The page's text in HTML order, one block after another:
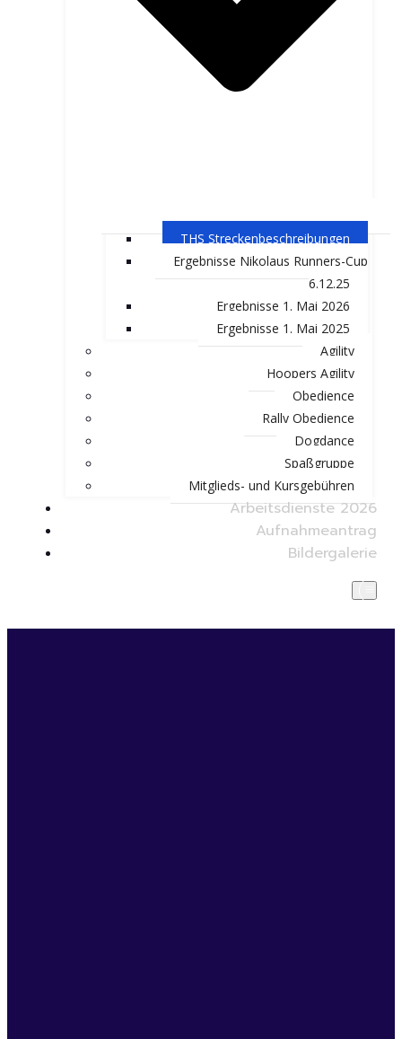
THS Streckenbeschreibungen
Ergebnisse Nikolaus Runners-Cup
6.12.25
Ergebnisse 1. Mai 2026
Ergebnisse 1. Mai 2025
Agility
Hoopers Agility
Obedience
Rally Obedience
Dogdance
Spaßgruppe
Mitglieds- und Kursgebühren
Arbeitsdienste 2026
Aufnahmeantrag
Bildergalerie